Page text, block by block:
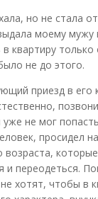
но не стала
моему мужу
квартиру
не до этого.
приезд в его
не мог
просидел
переодеться.
хотят, чтобы в